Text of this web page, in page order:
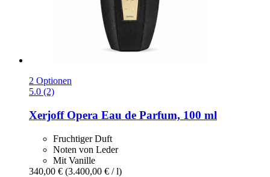
2 Optionen
5.0 (2)
XerjoffOpera Eau de Parfum, 100 ml
Fruchtiger Duft
Noten von Leder
Mit Vanille
340,00 € (3.400,00 € / l)